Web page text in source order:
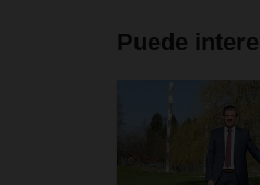
Puede